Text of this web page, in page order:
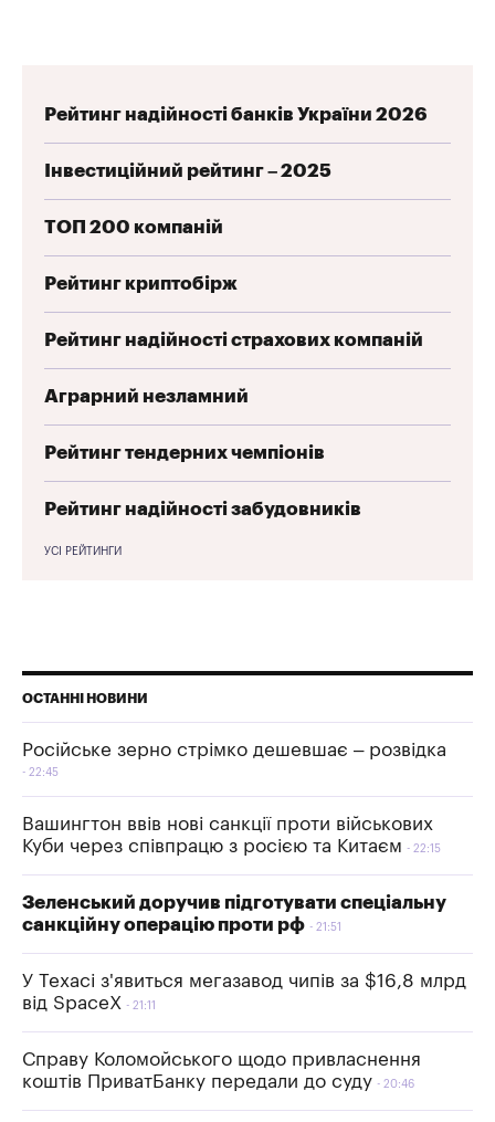
Рейтинг надійності банків України 2026
Інвестиційний рейтинг – 2025
ТОП 200 компаній
Рейтинг криптобірж
Рейтинг надійності страхових компаній
Аграрний незламний
Рейтинг тендерних чемпіонів
Рейтинг надійності забудовників
УСІ РЕЙТИНГИ
ОСТАННІ НОВИНИ
Російське зерно стрімко дешевшає – розвідка
22:45
Вашингтон ввів нові санкції проти військових
Куби через співпрацю з росією та Китаєм
22:15
Зеленський доручив підготувати спеціальну
санкційну операцію проти рф
21:51
У Техасі з'явиться мегазавод чипів за $16,8 млрд
від SpaceX
21:11
Справу Коломойського щодо привласнення
коштів ПриватБанку передали до суду
20:46